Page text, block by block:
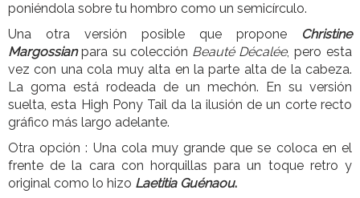
poniéndola sobre tu hombro como un semicírculo.
Una otra versión posible que propone
Christine
Margossianpara su colección Beauté Décalée, pero esta
vez con una cola muy alta en la parte alta de la cabeza.
La goma está rodeada de un mechón. En su versión
suelta, esta High Pony Tail da la ilusión de un corte recto
gráfico más largo adelante.
Otra opción : Una cola muy grande que se coloca en el
frente de la cara con horquillas para un toque retro y
original como lo hizo Laetitia Guénaou.